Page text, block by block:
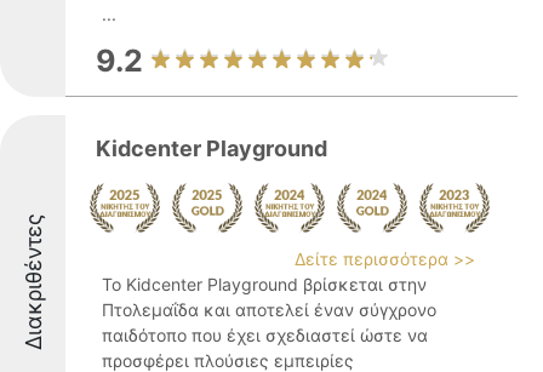
...
9.2
Διακριθέντες
Kidcenter Playground
Δείτε περισσότερα >>
Το Kidcenter Playground βρίσκεται στην
Πτολεμαΐδα και αποτελεί έναν σύγχρονο
παιδότοπο που έχει σχεδιαστεί ώστε να
προσφέρει πλούσιες εμπειρίες